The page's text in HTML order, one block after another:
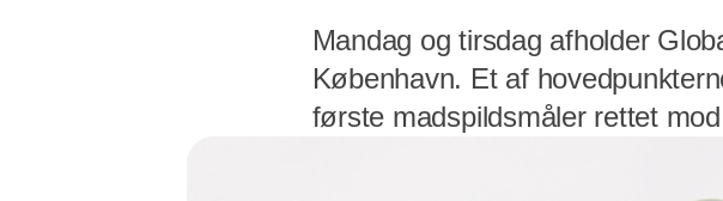
Mandag og tirsdag afholder
København. Et af
første madspildsmåler rettet